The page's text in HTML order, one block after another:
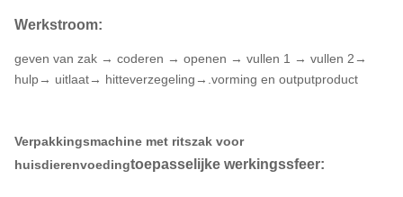
8 Luchtdruk 0.65Mpa
9 Luchtverbruik
(Standaardmachine, geen
extra functie)
Werkstroom:
geven van zak → coderen → openen → vullen 1 → vullen 2→
hulp→ uitlaat→ hitteverzegeling→.vorming en outputproduct
Verpakkingsmachine met ritszak voor
huisdierenvoedingtoepasselijke werkingssfeer: